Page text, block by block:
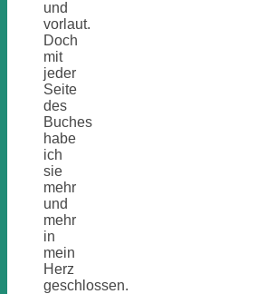
und
vorlaut.
Doch
mit
jeder
Seite
des
Buches
habe
ich
sie
mehr
und
mehr
in
mein
Herz
geschlossen.